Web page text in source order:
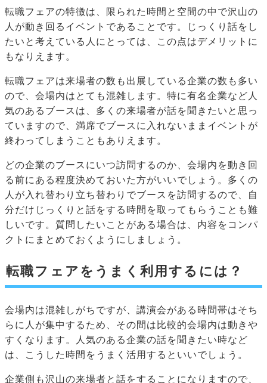
転職フェアの特徴は、限られた時間と空間の中で沢山の
人が動き回るイベントであることです。じっくり話をし
たいと考えている人にとっては、この点はデメリットに
もなりえます。
転職フェアは来場者の数も出展している企業の数も多い
ので、会場内はとても混雑します。特に有名企業など人
気のあるブースは、多くの来場者が話を聞きたいと思っ
ていますので、満席でブースに入れないままイベントが
終わってしまうこともありえます。
どの企業のブースにいつ訪問するのか、会場内を動き回
る前にある程度決めておいた方がいいでしょう。多くの
人が入れ替わり立ち替わりでブースを訪問するので、自
分だけじっくりと話をする時間を取ってもらうことも難
しいです。質問したいことがある場合は、内容をコンパ
クトにまとめておくようにしましょう。
転職フェアをうまく利用するには？
会場内は混雑しがちですが、講演会がある時間帯はそち
らに人が集中するため、その間は比較的会場内は動きや
すくなります。人気のある企業の話を聞きたい時など
は、こうした時間をうまく活用するといいでしょう。
企業側も沢山の来場者と話をすることになりますので、